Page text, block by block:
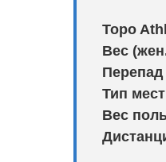
Topo
Вес
Перепад
Тип
Вес